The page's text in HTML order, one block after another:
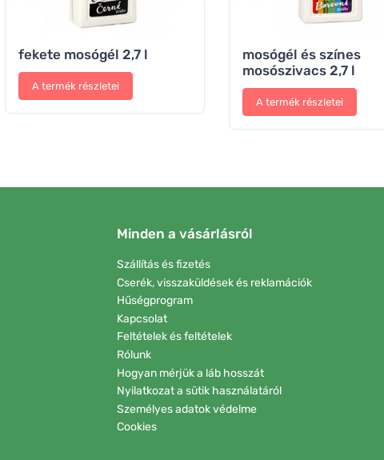
fekete mosógél 2,7 l
A termék részletei
mosógél és színes
mosószivacs 2,7 l
A termék részletei
Minden a vásárlásról
Szállítás és fizetés
Cserék, visszaküldések és reklamációk
Hűségprogram
Kapcsolat
Feltételek és feltételek
Rólunk
Hogyan mérjük a láb hosszát
Nyilatkozat a sütik használatáról
Személyes adatok védelme
Cookies